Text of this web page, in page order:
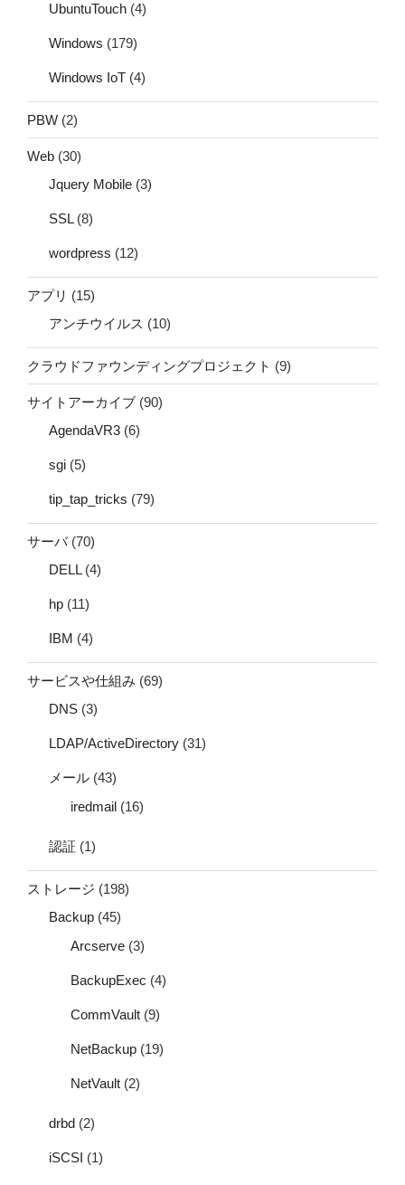
UbuntuTouch (4)
Windows (179)
Windows IoT (4)
PBW (2)
Web (30)
Jquery Mobile (3)
SSL(8)
wordpress (12)
アプリ (15)
アンチウイルス (10)
クラウドファウンディングプロジェクト (9)
サイトアーカイブ (90)
AgendaVR3 (6)
sgi (5)
tip_tap_tricks (79)
サーバ(70)
DELL(4)
hp (11)
IBM (4)
サービスや仕組み (69)
DNS (3)
LDAP/ActiveDirectory (31)
メール (43)
iredmail (16)
認証 (1)
ストレージ (198)
Backup (45)
Arcserve (3)
BackupExec (4)
CommVault (9)
NetBackup (19)
NetVault (2)
drbd (2)
iSCSI (1)